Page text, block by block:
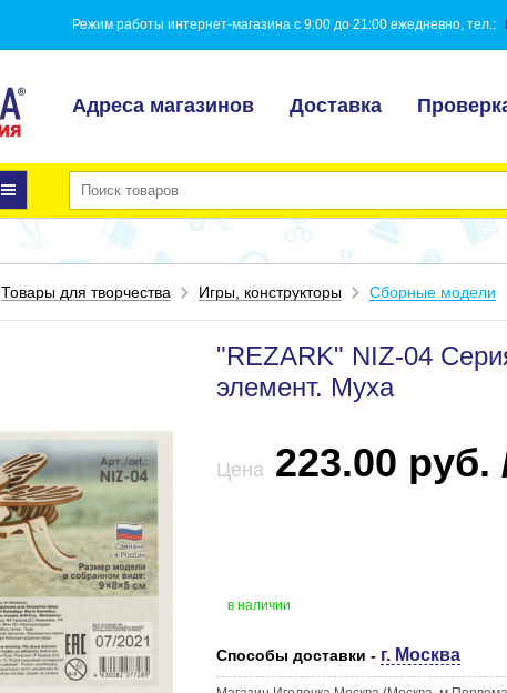
Режим работы интернет-магазина с 9:00 до 21:00 ежедневно, тел.:
Адреса магазинов Доставка
Товары для творчества Игры, конструкторы Сборные модели
"REZARK" NIZ-04
элемент. Муха
Цена 223.00 руб.
в наличии
Способы доставки - г. Москва